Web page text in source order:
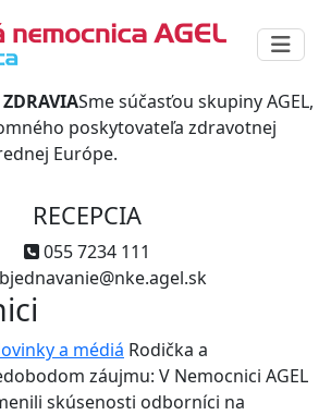
ZDRAVIASme súčasťou skupiny AGEL,
poskytovateľa zdravotnej
Európe.
RECEPCIA
055 7234 111
a médiá Rodička a
záujmu: V Nemocnici AGEL
skúsenosti odborníci na